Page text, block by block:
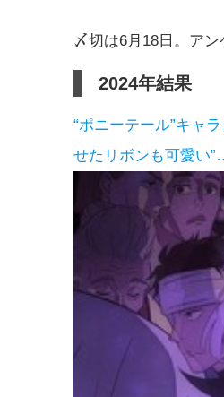
〆切は6月18日。ア
2024年結果
“ポニーテール”キャ
せたリボンも可愛い